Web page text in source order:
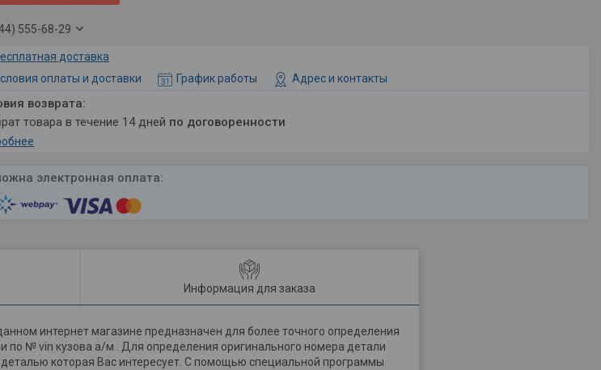
555-68-29
доставка
оплаты и доставки
График работы Адрес и контакты
товара в течение 14 дней по договоренности
Информация для заказа
интернет магазине предназначен для более точного определения
№ vin кузова а/м . Для определения оригинального номера детали
которая Вас интересует. С помощью специальной программы